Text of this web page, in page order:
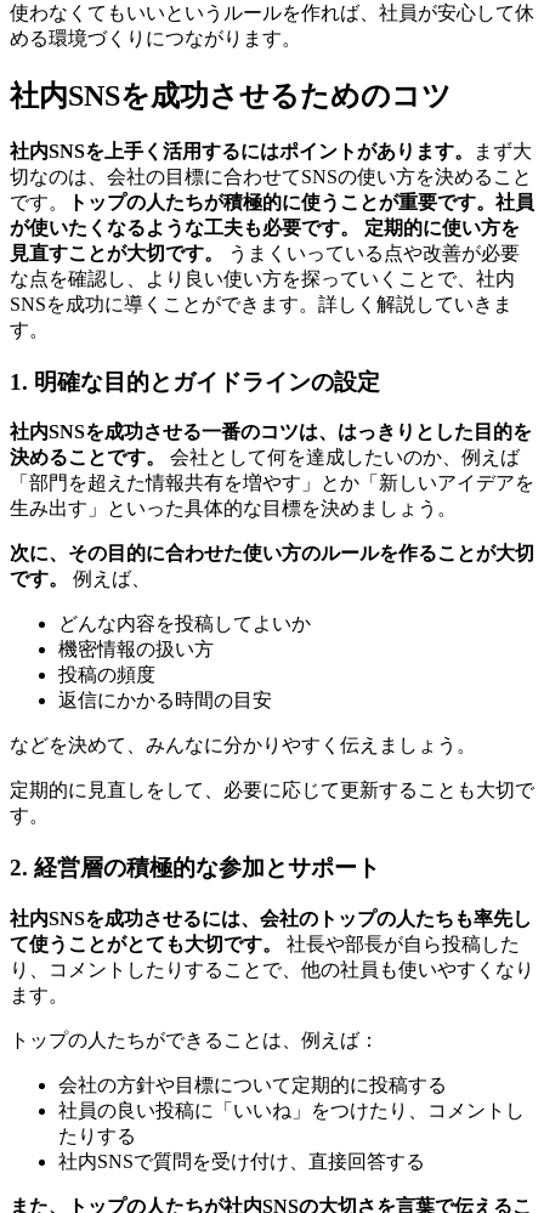
使わなくてもいいというルールを作れば、社員が安心して休
める環境づくりにつながります。
社内SNSを成功させるためのコツ
社内SNSを上手く活用するにはポイントがあります。
まず大
切なのは、会社の目標に合わせてSNSの使い方を決めること
です。
トップの人たちが積極的に使うことが重要です。社員
が使いたくなるような工夫も必要です。
定期的に使い方を
見直すことが大切です。
うまくいっている点や改善が必要
な点を確認し、より良い使い方を探っていくことで、社内
SNSを成功に導くことができます。詳しく解説していきま
す。
1. 明確な目的とガイドラインの設定
社内SNSを成功させる一番のコツは、はっきりとした目的を
決めることです。
会社として何を達成したいのか、例えば
「部門を超えた情報共有を増やす」とか「新しいアイデアを
生み出す」といった具体的な目標を決めましょう。
次に、その目的に合わせた使い方のルールを作ることが大切
です。
例えば、
どんな内容を投稿してよいか
機密情報の扱い方
投稿の頻度
返信にかかる時間の目安
などを決めて、みんなに分かりやすく伝えましょう。
定期的に見直しをして、必要に応じて更新することも大切で
す。
2. 経営層の積極的な参加とサポート
社内SNSを成功させるには、会社のトップの人たちも率先し
て使うことがとても大切です。
社長や部長が自ら投稿した
り、コメントしたりすることで、他の社員も使いやすくなり
ます。
トップの人たちができることは、例えば：
会社の方針や目標について定期的に投稿する
社員の良い投稿に「いいね」をつけたり、コメントし
たりする
社内SNSで質問を受け付け、直接回答する
また、トップの人たちが社内SNSの大切さを言葉で伝えるこ